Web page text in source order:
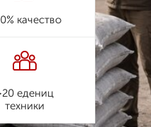
качество
едениц
техники